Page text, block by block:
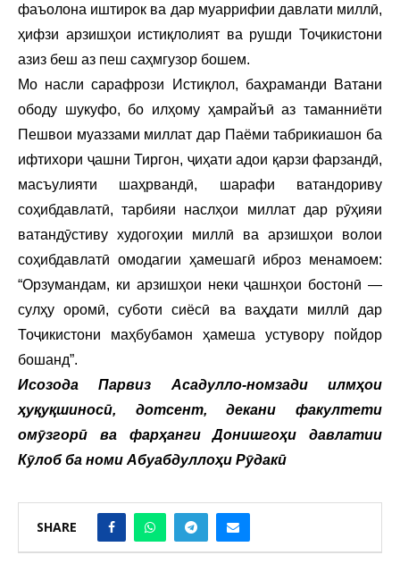
фаъолона иштирок ва дар муаррифии давлати миллӣ,
ҳифзи арзишҳои истиқлолият ва рушди Тоҷикистони
азиз беш аз пеш саҳмгузор бошем.
Мо насли сарафрози Истиқлол, баҳраманди Ватани
ободу шукуфо, бо илҳому ҳамрайъӣ аз таманниёти
Пешвои муаззами миллат дар Паёми табрикиашон ба
ифтихори ҷашни Тиргон, ҷиҳати адои қарзи фарзандӣ,
масъулияти шаҳрвандӣ, шарафи ватандориву
соҳибдавлатӣ, тарбияи наслҳои миллат дар рӯҳияи
ватандӯстиву худогоҳии миллӣ ва арзишҳои волои
соҳибдавлатӣ омодагии ҳамешагӣ иброз менамоем:
“Орзумандам, ки арзишҳои неки ҷашнҳои бостонӣ —
сулҳу оромӣ, суботи сиёсӣ ва ваҳдати миллӣ дар
Тоҷикистони маҳбубамон ҳамеша устувору пойдор
бошанд”.
Исозода Парвиз Асадулло-номзади илмҳои
ҳуқуқшиносӣ, дотсент, декани факултети
омӯзгорӣ ва фарҳанги Донишгоҳи давлатии
Кӯлоб ба номи Абуабдуллоҳи Рӯдакӣ
SHARE